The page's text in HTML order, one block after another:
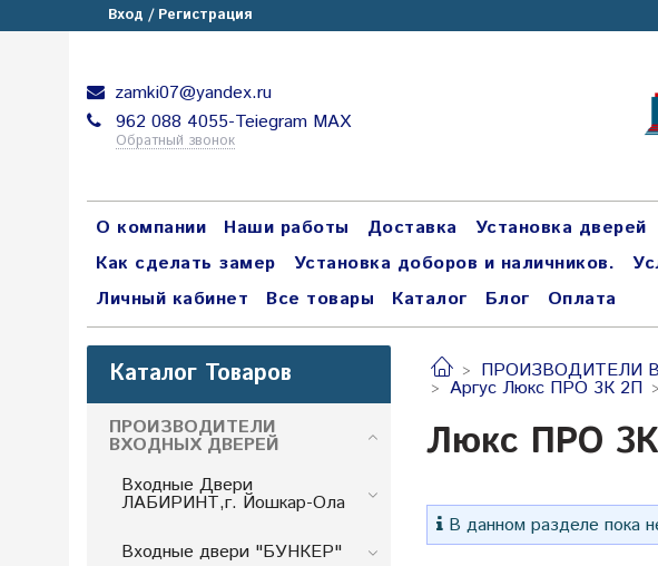
Вход / Регистрация
zamki07@yandex.ru
962 088 4055-Teiegram МАХ
Обратный звонок
О компании Наши работы Доставка Установка дверей
Как сделать замер
Установка доборов и наличников.
Личный кабинет
Все товары Каталог Блог Оплата
ПРОИЗВОДИТЕЛИ
Аргус Люкс ПРО 3К 2П
Люкс ПРО
В данном разделе пока
Каталог Товаров
ПРОИЗВОДИТЕЛИ
ВХОДНЫХ ДВЕРЕЙ
Входные Двери
ЛАБИРИНТ,г. Йошкар-Ола
Входные двери "БУНКЕP"